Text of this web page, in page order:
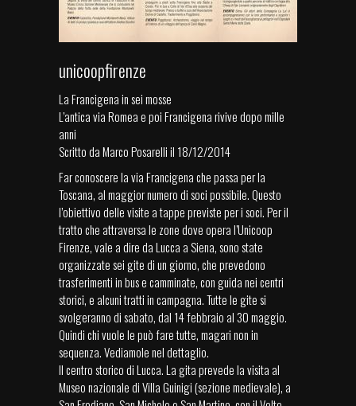
unicoopfirenze
La Francigena in sei mosse
L’antica via Romea e poi Francigena rivive dopo mille
anni
Scritto da Marco Posarelli il 18/12/2014
Far conoscere la via Francigena che passa per la
Toscana, al maggior numero di soci possibile. Questo
l’obiettivo delle visite a tappe previste per i soci. Per il
tratto che attraversa le zone dove opera l’Unicoop
Firenze, vale a dire da Lucca a Siena, sono state
organizzate sei gite di un giorno, che prevedono
trasferimenti in bus e camminate, con guida nei centri
storici, e alcuni tratti in campagna. Tutte le gite si
svolgeranno di sabato, dal 14 febbraio al 30 maggio.
Quindi chi vuole le può fare tutte, magari non in
sequenza. Vediamole nel dettaglio.
Il centro storico di Lucca. La gita prevede la visita al
Museo nazionale di Villa Guinigi (sezione medievale), a